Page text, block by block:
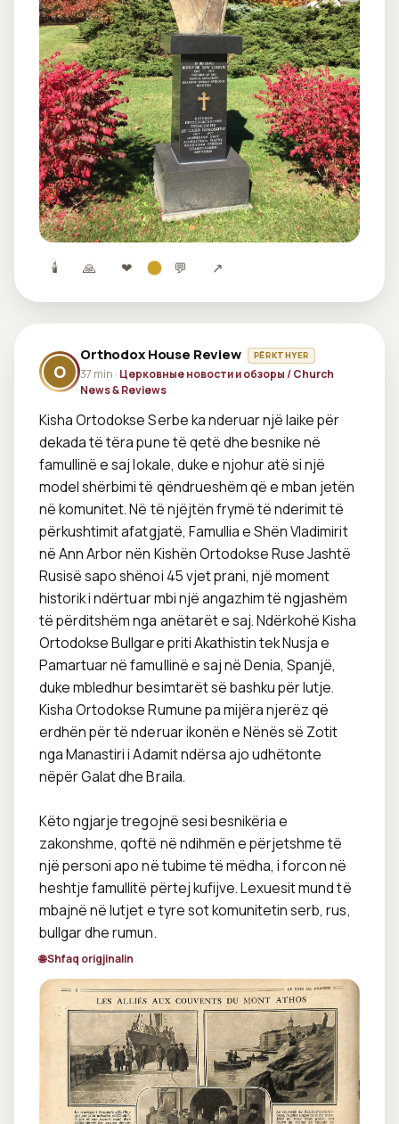
🕯 🙏 ❤ 💬 ↗
O
Orthodox House Review PËRKTHYER
37 min · Церковные новости и обзоры / Church
News & Reviews
Kisha Ortodokse Serbe ka nderuar një laike për
dekada të tëra pune të qetë dhe besnike në
famullinë e saj lokale, duke e njohur atë si një
model shërbimi të qëndrueshëm që e mban jetën
në komunitet. Në të njëjtën frymë të nderimit të
përkushtimit afatgjatë, Famullia e Shën Vladimirit
në Ann Arbor nën Kishën Ortodokse Ruse Jashtë
Rusisë sapo shënoi 45 vjet prani, një moment
historik i ndërtuar mbi një angazhim të ngjashëm
të përditshëm nga anëtarët e saj. Ndërkohë Kisha
Ortodokse Bullgare priti Akathistin tek Nusja e
Pamartuar në famullinë e saj në Denia, Spanjë,
duke mbledhur besimtarët së bashku për lutje.
Kisha Ortodokse Rumune pa mijëra njerëz që
erdhën për të nderuar ikonën e Nënës së Zotit
nga Manastiri i Adamit ndërsa ajo udhëtonte
nëpër Galat dhe Braila.
Këto ngjarje tregojnë sesi besnikëria e
zakonshme, qoftë në ndihmën e përjetshme të
një personi apo në tubime të mëdha, i forcon në
heshtje famullitë përtej kufijve. Lexuesit mund të
mbajnë në lutjet e tyre sot komunitetin serb, rus,
bullgar dhe rumun.
🌐 Shfaq origjinalin